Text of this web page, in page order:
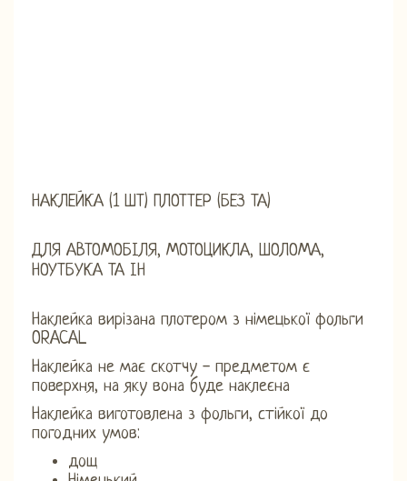
НАКЛЕЙКА (1 ШТ) ПЛОТТЕР (БЕЗ ТА)
ДЛЯ АВТОМОБІЛЯ, МОТОЦИКЛА, ШОЛОМА,
НОУТБУКА ТА ІН
Наклейка вирізана плотером з німецької фольги
ORACAL
Наклейка не має скотчу - предметом є
поверхня, на яку вона буде наклеєна
Наклейка виготовлена ​​з фольги, стійкої до
погодних умов:
дощ